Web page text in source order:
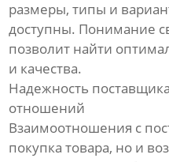
размеры, типы и
доступны. Понимание
позволит найти
и качества.
Надежность
отношений
Взаимоотношения с
покупка товара, но и